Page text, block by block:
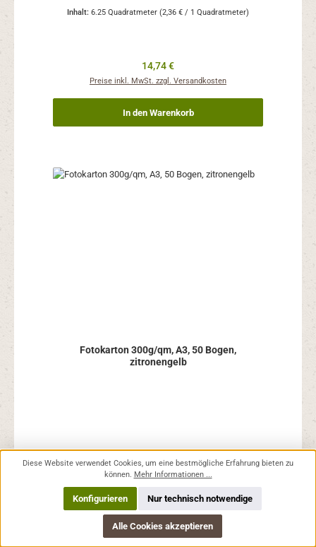
Inhalt: 6.25 Quadratmeter (2,36 € / 1 Quadratmeter)
Regulärer Preis:
14,74 €
Preise inkl. MwSt. zzgl. Versandkosten
In den Warenkorb
Fotokarton 300g/qm, A3, 50 Bogen,
zitronengelb
Regulärer Preis:
14,74 €
Preise inkl. MwSt. zzgl. Versandkosten
In den Warenkorb
Diese Website verwendet Cookies, um eine bestmögliche Erfahrung bieten zu
können. Mehr Informationen ...
Nur technisch notwendige
Konfigurieren
Alle Cookies akzeptieren